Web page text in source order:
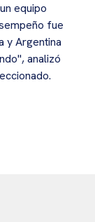
equipo
fue
y Argentina
analizó